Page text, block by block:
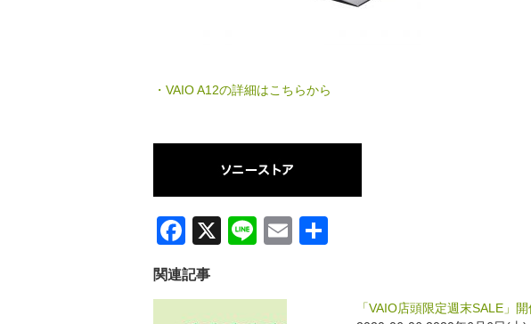
・VAIO A12の詳細はこちらから
F
c
e
X
Li
E
関連記事
「VAIO店頭限定週末SALE」